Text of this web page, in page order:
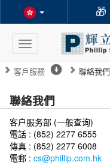
🎁
Toggle
navigation
客戶服務 聯絡我們
聯絡我們
客户服务部 (一般查询)
電話 : (852) 2277 6555
傳真 : (852) 2277 6008
電郵 : cs@phillip.com.hk